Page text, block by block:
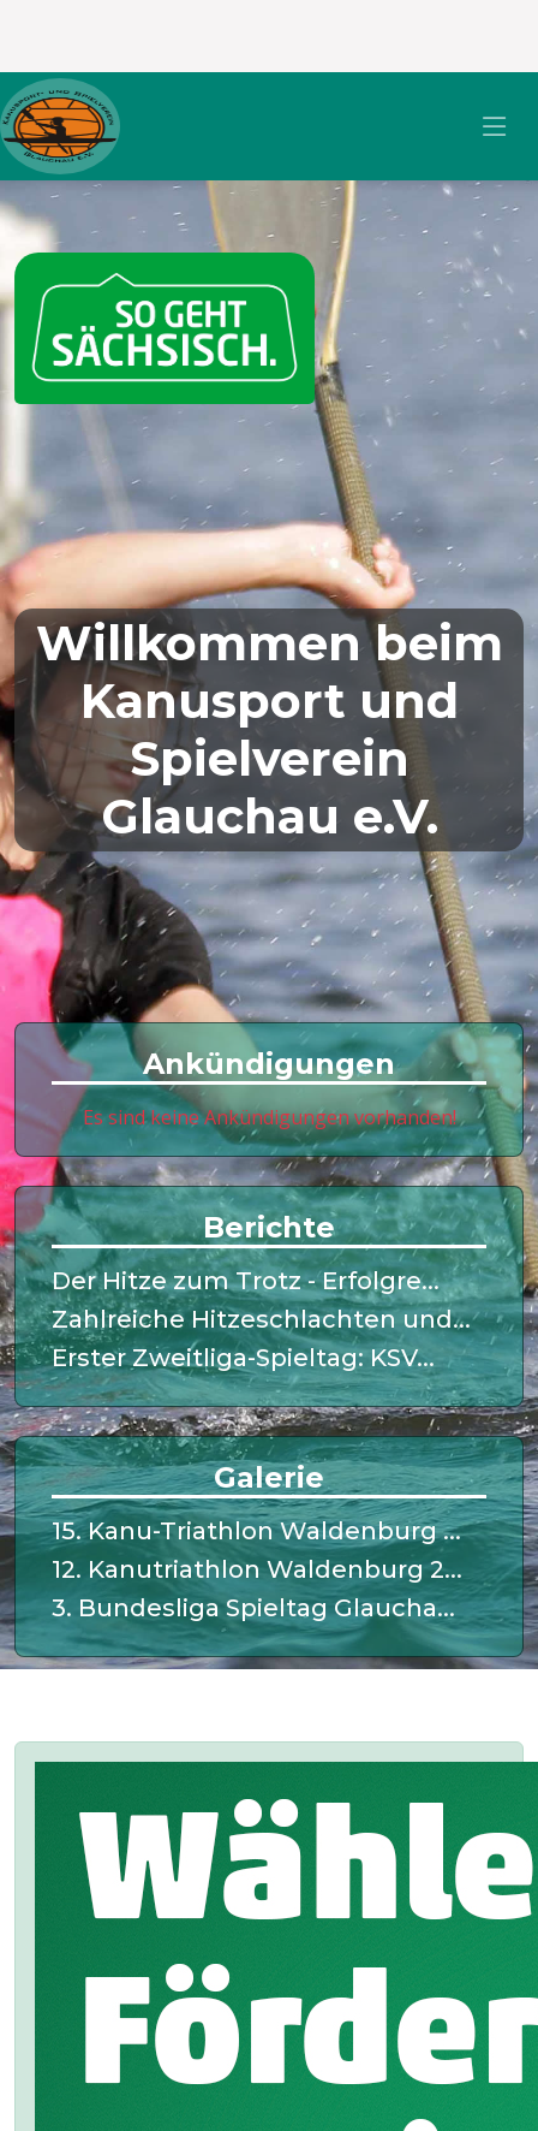
Willkommen beim
Kanusport und
Spielverein
Glauchau e.V.
Ankündigungen
Es sind keine Ankündigungen vorhanden!
Berichte
Der Hitze zum Trotz - Erfolgre...
Zahlreiche Hitzeschlachten und...
Erster Zweitliga-Spieltag: KSV...
Galerie
15. Kanu-Triathlon Waldenburg ...
12. Kanutriathlon Waldenburg 2...
3. Bundesliga Spieltag Glaucha...